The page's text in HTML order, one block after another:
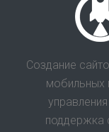
Создание
мобильных
поддержка